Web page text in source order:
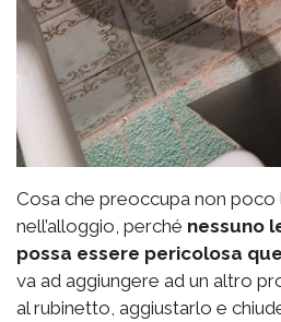
Cosa che preoccupa non poco
nell’alloggio, perché nessuno
possa essere pericolosa
va ad aggiungere ad un altro
al rubinetto, aggiustarlo e